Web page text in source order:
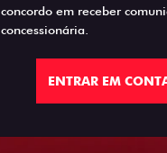
concordo em receber
concessionária.
ENTRAR EM